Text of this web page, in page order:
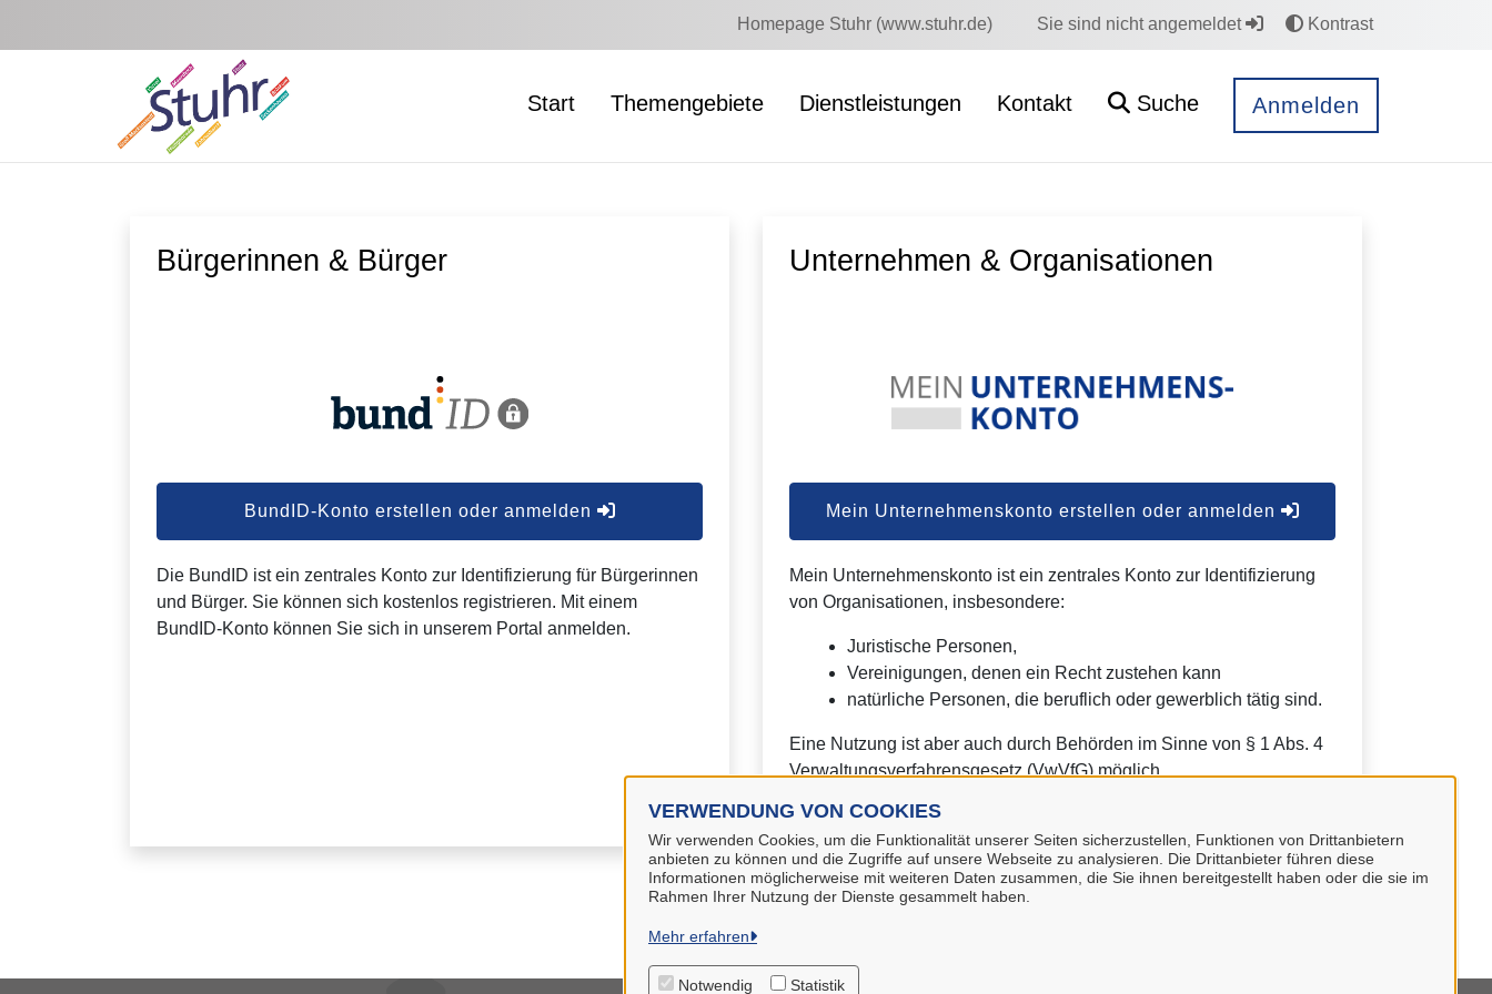
VERWENDUNG VON COOKIES
Wir verwenden Cookies, um die Funktionalität unserer Seiten sicherzustellen, Funktionen von Drittanbietern
anbieten zu können und die Zugriffe auf unsere Webseite zu analysieren. Die Drittanbieter führen diese
Informationen möglicherweise mit weiteren Daten zusammen, die Sie ihnen bereitgestellt haben oder die sie im
Rahmen Ihrer Nutzung der Dienste gesammelt haben.
Mehr erfahren
Notwendig Statistik
Homepage Stuhr (www.stuhr.de) Sie sind nicht angemeldet Kontrast
Start Themengebiete Dienstleistungen Kontakt Suche Anmelden
Bürgerinnen & Bürger
BundID-Konto erstellen oder anmelden
Die BundID ist ein zentrales Konto zur Identifizierung für Bürgerinnen
und Bürger. Sie können sich kostenlos registrieren. Mit einem
BundID-Konto können Sie sich in unserem Portal anmelden.
Unternehmen & Organisationen
Mein Unternehmenskonto erstellen oder anmelden
Mein Unternehmenskonto ist ein zentrales Konto zur Identifizierung
von Organisationen, insbesondere:
Juristische Personen,
Vereinigungen, denen ein Recht zustehen kann
natürliche Personen, die beruflich oder gewerblich tätig sind.
Eine Nutzung ist aber auch durch Behörden im Sinne von § 1 Abs. 4
Verwaltungsverfahrensgesetz (VwVfG) möglich.